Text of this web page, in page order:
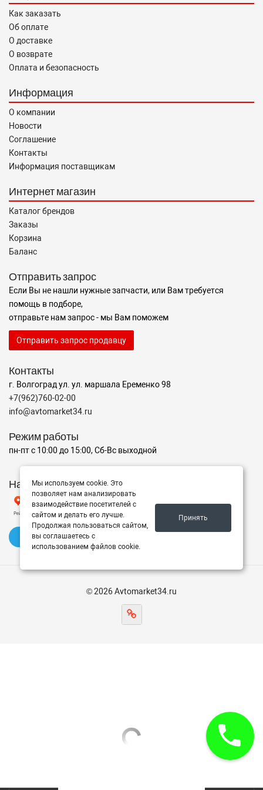
Как заказать
Об оплате
О доставке
О возврате
Оплата и безопасность
Информация
О компании
Новости
Соглашение
Контакты
Информация поставщикам
Интернет магазин
Каталог брендов
Заказы
Корзина
Баланс
Отправить запрос
Если Вы не нашли нужные запчасти, или Вам требуется
помощь в подборе,
отправьте нам запрос - мы Вам поможем
Отправить запрос продавцу
Контакты
г. Волгоград ул. ул. маршала Еременко 98
+7(962)760-02-00
info@avtomarket34.ru
Режим работы
пн-пт с 10:00 до 15:00, Сб-Вс выходной
Наш рейтинг на Яндексе
✍️ Оставить отзыв
© 2026 Avtomarket34.ru
Мы используем cookie. Это
позволяет нам анализировать
взаимодействие посетителей с
сайтом и делать его лучше.
Продолжая пользоваться сайтом,
вы соглашаетесь с
использованием файлов cookie.
Принять